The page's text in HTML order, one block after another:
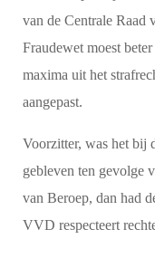
van de Centrale Raad
Fraudewet moest
maxima uit het
aangepast.
Voorzitter, was het bij
gebleven ten gevolge
van Beroep, dan had
VVD respecteert